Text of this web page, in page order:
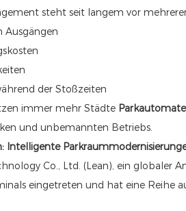
steht seit langem vor
Ausgängen
der Stoßzeiten
immer mehr Städte
und unbemannten Betriebs.
Intelligente
Co., Ltd. (Lean), ein globaler
eingetreten und hat eine Reihe